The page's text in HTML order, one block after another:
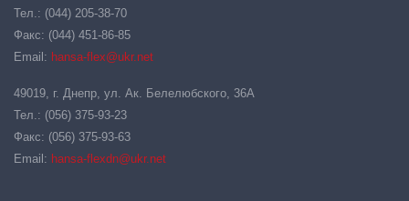
Тел.: (044) 205-38-70
Факс: (044) 451-86-85
Email: hansa-flex@ukr.net
49019, г. Днепр, ул. Ак. Белелюбского, 36А
Тел.: (056) 375-93-23
Факс: (056) 375-93-63
Email: hansa-flexdn@ukr.net